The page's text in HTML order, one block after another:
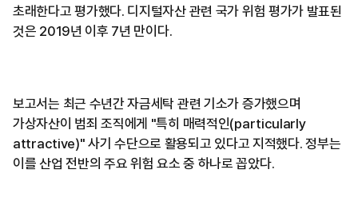
초래한다고 평가했다. 디지털자산 관련 국가 위험 평가가 발표된
것은 2019년 이후 7년 만이다.
보고서는 최근 수년간 자금세탁 관련 기소가 증가했으며
가상자산이 범죄 조직에게 "특히 매력적인(particularly
attractive)" 사기 수단으로 활용되고 있다고 지적했다. 정부는
이를 산업 전반의 주요 위험 요소 중 하나로 꼽았다.